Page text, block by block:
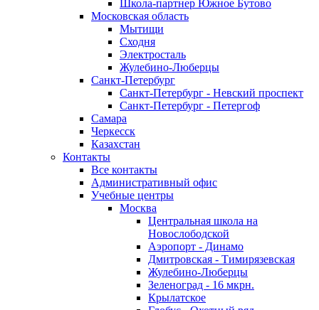
Школа-партнер Южное Бутово
Московская область
Мытищи
Сходня
Электросталь
Жулебино-Люберцы
Санкт-Петербург
Санкт-Петербург - Невский проспект
Санкт-Петербург - Петергоф
Самара
Черкесск
Казахстан
Контакты
Все контакты
Административный офис
Учебные центры
Москва
Центральная школа на
Новослободской
Аэропорт - Динамо
Дмитровская - Тимирязевская
Жулебино-Люберцы
Зеленоград - 16 мкрн.
Крылатское